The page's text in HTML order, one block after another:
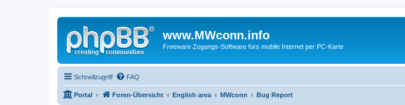
www.MWconn.info
Freeware Zugangs-Software fürs mobile Internet per PC-Karte
Schnellzugriff FAQ
Portal Foren-Übersicht English area MWconn Bug Report